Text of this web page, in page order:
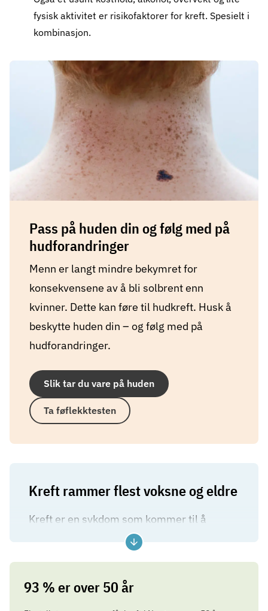
fysisk aktiviteter risikofaktorer for kreft. Spesielt i
kombinasjon.
Pass på huden din og følg med på
hudforandringer
Menn er langt mindre bekymret for
konsekvensene av å bli solbrent enn
kvinner. Dette kan føre til hudkreft. Husk å
beskytte huden din – og følg med på
hudforandringer.
Slik tar du vare på huden
Ta føflekktesten
Kreft rammer flest voksne og eldre
Kreft er en sykdom som kommer til å
berøre flere i fremtiden. En vesentlig del av
siste tiårene skyldes at vi har blitt flere og
lever lengre enn tidligere.
93 % er over 50 år